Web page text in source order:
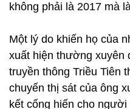
không phải là 2017 mà
Một lý do khiến họ của
xuất hiện thường xuyên
truyền thông Triều Tiên
chuyến thị sát của ông
kết cống hiến cho